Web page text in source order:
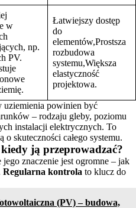
w
np.
PV.
Łatwiejszy dostęp
do
elementów,Prostsza
rozbudowa
systemu,Większa
elastyczność
projektowa.
uziemienia powinien być
– rodzaju gleby, poziomu
instalacji elektrycznych. To
o skuteczności całego systemu.
ją przeprowadzać?
jego znaczenie jest ogromne – jak
Regularna kontrola to klucz do
(PV) – budowa,